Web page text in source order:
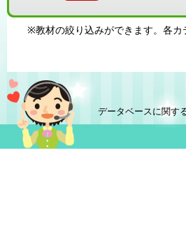
※教材の絞り込みができます。各
データベースに関す